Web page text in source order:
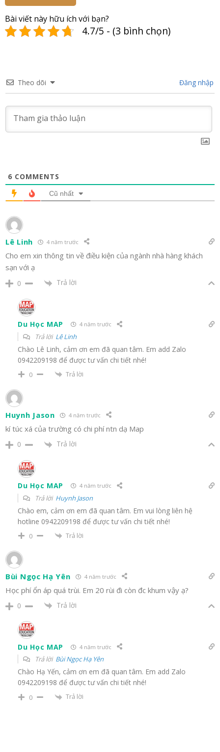
Bài viết này hữu ích với bạn?
4.7/5 - (3 bình chọn)
Theo dõi Đăng nhập
6 COMMENTS
Cũ nhất
Lê Linh 4 năm trước
Cho em xin thông tin về điều kiện của ngành nhà hàng khách
sạn với ạ
0 Trả lời
Du Học MAP 4 năm trước
Trả lời Lê Linh
Chào Lê Linh, cảm ơn em đã quan tâm. Em add Zalo
0942209198 để được tư vấn chi tiết nhé!
0 Trả lời
Huynh Jason 4 năm trước
kí túc xá của trường có chi phí ntn dạ Map
0 Trả lời
Du Học MAP 4 năm trước
Trả lời Huynh Jason
Chào em, cảm ơn em đã quan tâm. Em vui lòng liên hệ
hotline 0942209198 để được tư vấn chi tiết nhé!
0 Trả lời
Bùi Ngọc Hạ Yên 4 năm trước
Học phí ổn áp quá trùi. Em 20 rùi đi còn đc khum vậy ạ?
0 Trả lời
Du Học MAP 4 năm trước
Trả lời Bùi Ngọc Hạ Yên
Chào Hạ Yến, cảm ơn em đã quan tâm. Em add Zalo
0942209198 để được tư vấn chi tiết nhé!
0 Trả lời